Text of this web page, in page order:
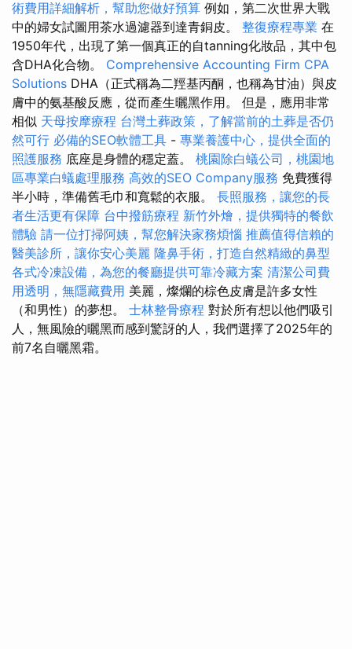
術費用詳細解析，幫助您做好預算 例如，第二次世界大戰
中的婦女試圖用茶水過濾器到達青銅皮。 整復療程專業 在
1950年代，出現了第一個真正的自tanning化妝品，其中包
含DHA化合物。 Comprehensive Accounting Firm CPA
Solutions DHA（正式稱為二羥基丙酮，也稱為甘油）與皮
膚中的氨基酸反應，從而產生曬黑作用。 但是，應用非常
相似 天母按摩療程 台灣土葬政策，了解當前的土葬是否仍
然可行 必備的SEO軟體工具 - 專業養護中心，提供全面的
照護服務 底座是身體的穩定蓋。 桃園除白蟻公司，桃園地
區專業白蟻處理服務 高效的SEO Company服務 免費獲得
半小時，準備舊毛巾和寬鬆的衣服。 長照服務，讓您的長
者生活更有保障 台中撥筋療程 新竹外燴，提供獨特的餐飲
體驗 請一位打掃阿姨，幫您解決家務煩惱 推薦值得信賴的
醫美診所，讓你安心美麗 隆鼻手術，打造自然精緻的鼻型
各式冷凍設備，為您的餐廳提供可靠冷藏方案 清潔公司費
用透明，無隱藏費用 美麗，燦爛的棕色皮膚是許多女性
（和男性）的夢想。 士林整骨療程 對於所有想以他們吸引
人，無風險的曬黑而感到驚訝的人，我們選擇了2025年的
前7名自曬黑霜。